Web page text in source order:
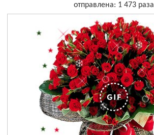
отправлена: 1 473 раза